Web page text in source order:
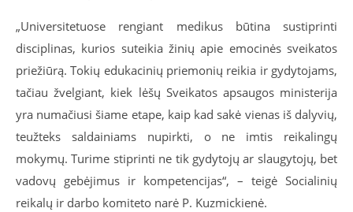
„Universitetuose rengiant medikus būtina sustiprinti
disciplinas, kurios suteikia žinių apie emocinės sveikatos
priežiūrą. Tokių edukacinių priemonių reikia ir gydytojams,
tačiau žvelgiant, kiek lėšų Sveikatos apsaugos ministerija
yra numačiusi šiame etape, kaip kad sakė vienas iš dalyvių,
teužteks saldainiams nupirkti, o ne imtis reikalingų
mokymų. Turime stiprinti ne tik gydytojų ar slaugytojų, bet
vadovų gebėjimus ir kompetencijas“, – teigė Socialinių
reikalų ir darbo komiteto narė P. Kuzmickienė.